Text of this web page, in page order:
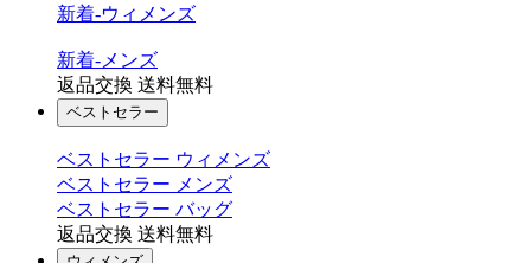
新着-ウィメンズ
新着-メンズ
返品交換 送料無料
ベストセラー
ベストセラー ウィメンズ
ベストセラー メンズ
ベストセラー バッグ
返品交換 送料無料